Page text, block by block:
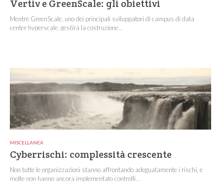
Vertiv e GreenScale: gli obiettivi
Mentre GreenScale, uno dei principali sviluppatori di campus di data
center hyperscale, gestirà la costruzione...
MISCELLANEA
Cyberrischi: complessità crescente
Non tutte le organizzazioni stanno affrontando adeguatamente i rischi, e
molte non hanno ancora implementato controlli...